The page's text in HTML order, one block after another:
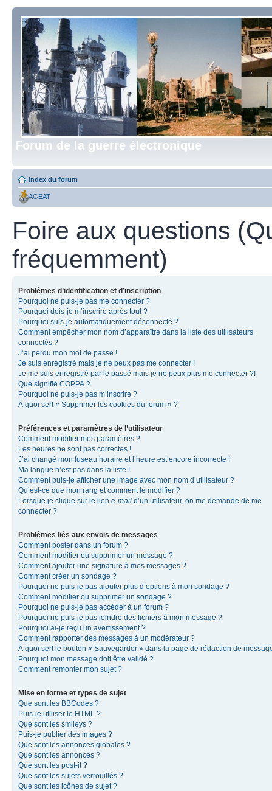
Forum de la guerre électronique
Index du forum
AGEAT
Foire aux questions
fréquemment)
Problèmes d’identification et d’inscription
Pourquoi ne puis-je pas me connecter ?
Pourquoi dois-je m’inscrire après tout ?
Pourquoi suis-je automatiquement déconnecté ?
Comment empêcher mon nom d’apparaître dans la liste des utilisateurs
connectés ?
J’ai perdu mon mot de passe !
Je suis enregistré mais je ne peux pas me connecter !
Je me suis enregistré par le passé mais je ne peux plus me connecter ?!
Que signifie COPPA ?
Pourquoi ne puis-je pas m’inscrire ?
À quoi sert « Supprimer les cookies du forum » ?
Préférences et paramètres de l’utilisateur
Comment modifier mes paramètres ?
Les heures ne sont pas correctes !
J’ai changé mon fuseau horaire et l’heure est encore incorrecte !
Ma langue n’est pas dans la liste !
Comment puis-je afficher une image avec mon nom d’utilisateur ?
Qu’est-ce que mon rang et comment le modifier ?
Lorsque je clique sur le lien e-mail d’un utilisateur, on me demande de me
connecter ?
Problèmes liés aux envois de messages
Comment poster dans un forum ?
Comment modifier ou supprimer un message ?
Comment ajouter une signature à mes messages ?
Comment créer un sondage ?
Pourquoi ne puis-je pas ajouter plus d’options à mon sondage ?
Comment modifier ou supprimer un sondage ?
Pourquoi ne puis-je pas accéder à un forum ?
Pourquoi ne puis-je pas joindre des fichiers à mon message ?
Pourquoi ai-je reçu un avertissement ?
Comment rapporter des messages à un modérateur ?
À quoi sert le bouton « Sauvegarder » dans la page de rédaction de
Pourquoi mon message doit être validé ?
Comment remonter mon sujet ?
Mise en forme et types de sujet
Que sont les BBCodes ?
Puis-je utiliser le HTML ?
Que sont les smileys ?
Puis-je publier des images ?
Que sont les annonces globales ?
Que sont les annonces ?
Que sont les post-it ?
Que sont les sujets verrouillés ?
Que sont les icônes de sujet ?